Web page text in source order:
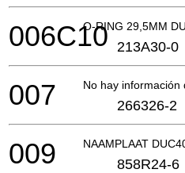
O-RING 29,5MM
006C10 213A30-0
No hay información
007 266326-2
NAAMPLAAT
009 858R24-6